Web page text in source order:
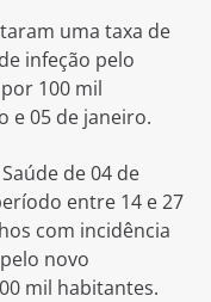
uma taxa de
infeção pelo
100 mil
e 05 de janeiro.
de 04 de
entre 14 e 27
com incidência
novo
mil habitantes.